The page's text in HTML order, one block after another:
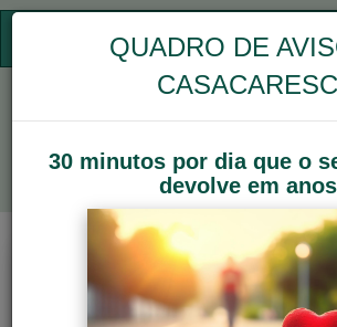
CASACARESCQUADRO DE
CASACARESC
30 minutos por dia que o
devolve em anos